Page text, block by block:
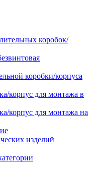
коробок/
коробки/корпуса
корпус для монтажа в
корпус для монтажа на
изделий